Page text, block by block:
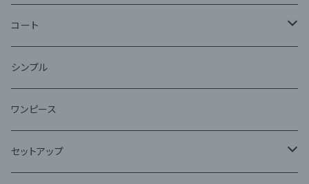
コート
ファー
シンプル
ワンピース
セットアップ